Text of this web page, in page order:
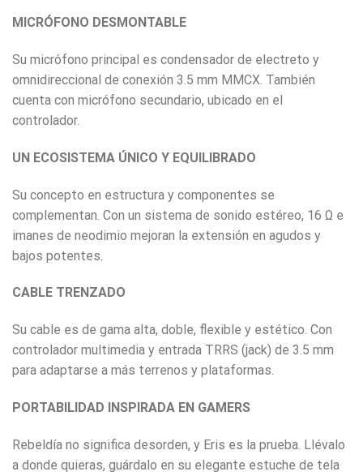
MICRÓFONO DESMONTABLE
Su micrófono principal es condensador de electreto y
omnidireccional de conexión 3.5 mm MMCX. También
cuenta con micrófono secundario, ubicado en el
controlador.
UN ECOSISTEMA ÚNICO Y EQUILIBRADO
Su concepto en estructura y componentes se
complementan. Con un sistema de sonido estéreo, 16 Ω e
imanes de neodimio mejoran la extensión en agudos y
bajos potentes.
CABLE TRENZADO
Su cable es de gama alta, doble, flexible y estético. Con
controlador multimedia y entrada TRRS (jack) de 3.5 mm
para adaptarse a más terrenos y plataformas.
PORTABILIDAD INSPIRADA EN GAMERS
Rebeldía no significa desorden, y Eris es la prueba. Llévalo
a donde quieras, guárdalo en su elegante estuche de tela